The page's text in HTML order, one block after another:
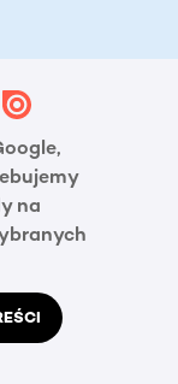
na